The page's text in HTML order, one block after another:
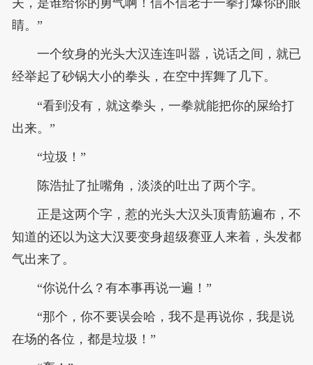
夫，是谁给你的勇气啊！信不信老子一拳打爆你的眼
睛。”
一个纹身的光头大汉连连叫嚣，说话之间，就已
经举起了砂锅大小的拳头，在空中挥舞了几下。
“看到没有，就这拳头，一拳就能把你的屎给打
出来。”
“垃圾！”
陈浩扯了扯嘴角，淡淡的吐出了两个字。
正是这两个字，惹的光头大汉头顶青筋遍布，不
知道的还以为这大汉要变身超级赛亚人来着，头发都
气出来了。
“你说什么？有本事再说一遍！”
“那个，你不要误会哈，我不是再说你，我是说
在场的各位，都是垃圾！”